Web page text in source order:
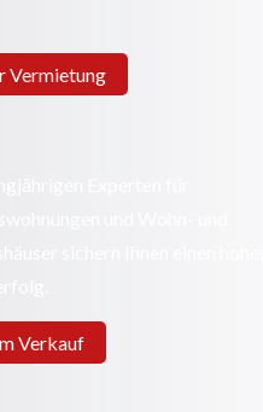
Vermietung
Verkauf